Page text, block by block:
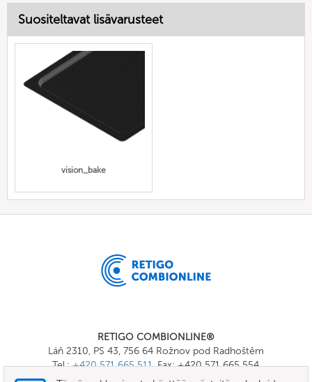
Suositeltavat lisävarusteet
vision_bake
RETIGO COMBIONLINE®
Láň 2310, PS 43, 756 64 Rožnov pod Radhoštěm
Tel.:+420 571 665 511, Fax: +420 571 665 554
E-mail:
info@combionline.com